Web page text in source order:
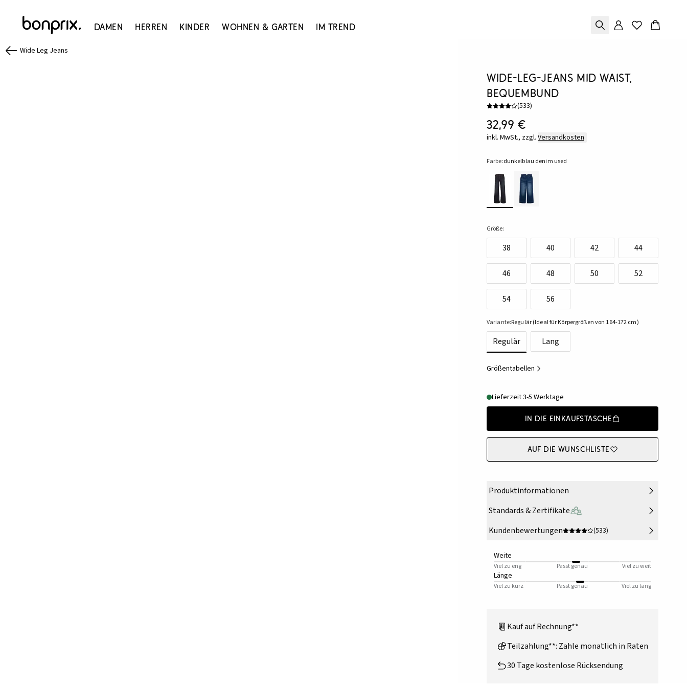
Damen Herren Kinder Wohnen & Garten Im Trend
Wide Leg Jeans
Wide-Leg-Jeans Mid Waist,
Bequembund
(533)
32,99 €
inkl. MwSt., zzgl. Versandkosten
Farbe:dunkelblau denim used
Größe:
38 40 42 44
46 48 50 52
54 56
Variante:Regulär (Ideal für Körpergrößen von 164-172 cm)
Regulär Lang
Größentabellen
Lieferzeit 3-5 Werktage
In die Einkaufstasche
Auf die Wunschliste
Produktinformationen
Standards & Zertifikate
Kundenbewertungen
(533)
Weite
Viel zu eng Passt genau Viel zu weit
Länge
Viel zu kurz Passt genau Viel zu lang
Kauf auf Rechnung**
Teilzahlung**: Zahle monatlich in Raten
30 Tage kostenlose Rücksendung